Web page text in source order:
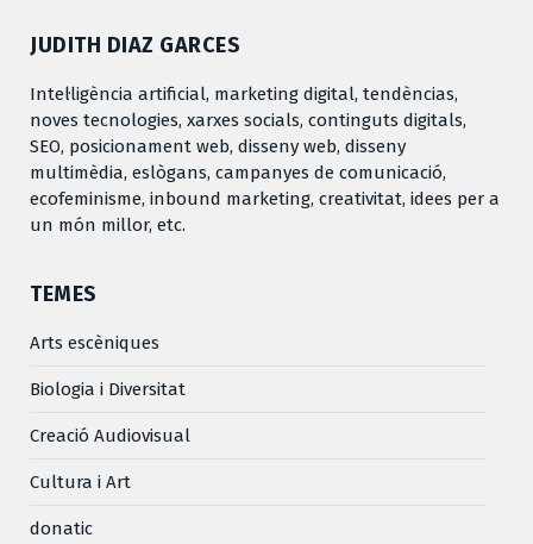
JUDITH DIAZ GARCES
Intel·ligència artificial, marketing digital, tendèncias,
noves tecnologies, xarxes socials, continguts digitals,
SEO, posicionament web, disseny web, disseny
multimèdia, eslògans, campanyes de comunicació,
ecofeminisme, inbound marketing, creativitat, idees per a
un món millor, etc.
TEMES
Arts escèniques
Biologia i Diversitat
Creació Audiovisual
Cultura i Art
donatic